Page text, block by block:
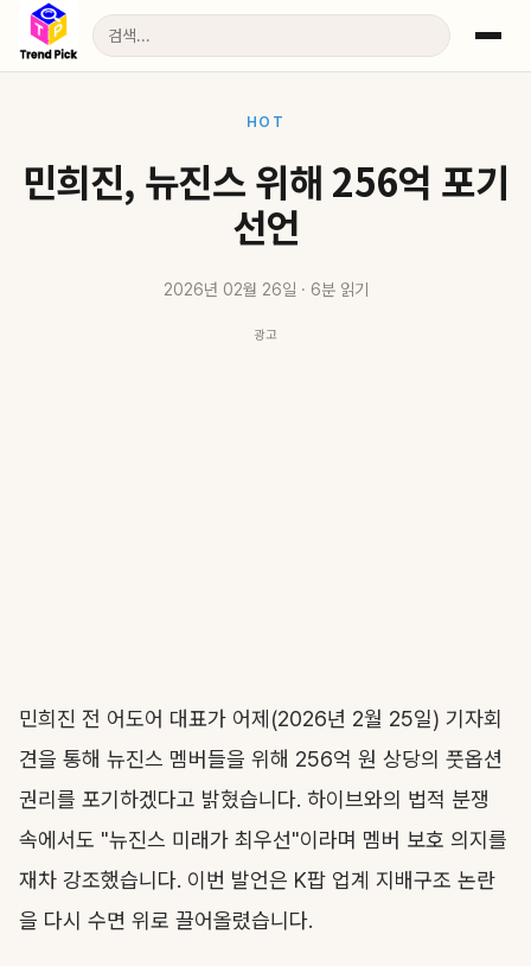
HOT
민희진, 뉴진스 위해 256억 포기
선언
2026년 02월 26일 · 6분 읽기
광고
민희진 전 어도어 대표가 어제(2026년 2월 25일) 기자회
견을 통해 뉴진스 멤버들을 위해 256억 원 상당의 풋옵션
권리를 포기하겠다고 밝혔습니다. 하이브와의 법적 분쟁
속에서도 "뉴진스 미래가 최우선"이라며 멤버 보호 의지를
재차 강조했습니다. 이번 발언은 K팝 업계 지배구조 논란
을 다시 수면 위로 끌어올렸습니다.